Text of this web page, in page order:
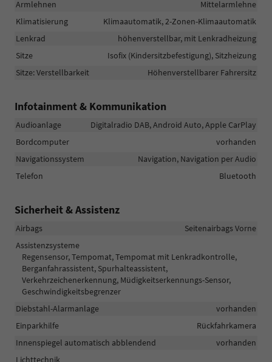
Armlehnen
Mittelarmlehne
Klimatisierung
Klimaautomatik, 2-Zonen-Klimaautomatik
Lenkrad
höhenverstellbar, mit Lenkradheizung
Sitze
Isofix (Kindersitzbefestigung), Sitzheizung
Sitze: Verstellbarkeit
Höhenverstellbarer Fahrersitz
Infotainment & Kommunikation
Audioanlage
Digitalradio DAB, Android Auto, Apple CarPlay
Bordcomputer
vorhanden
Navigationssystem
Navigation, Navigation per Audio
Telefon
Bluetooth
Sicherheit & Assistenz
Airbags
Seitenairbags Vorne
Assistenzsysteme
Regensensor, Tempomat, Tempomat mit Lenkradkontrolle,
Berganfahrassistent, Spurhalteassistent,
Verkehrzeichenerkennung, Müdigkeitserkennungs-Sensor,
Geschwindigkeitsbegrenzer
Diebstahl-Alarmanlage
vorhanden
Einparkhilfe
Rückfahrkamera
Innenspiegel automatisch abblendend
vorhanden
Lichttechnik